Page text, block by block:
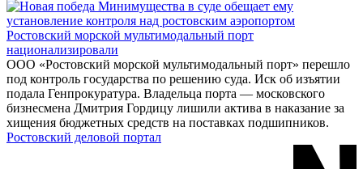
Ростовский морской мультимодальный порт
национализировали
ООО «Ростовский морской мультимодальный порт» перешло
под контроль государства по решению суда. Иск об изъятии
подала Генпрокуратура. Владельца порта — московского
бизнесмена Дмитрия Гордицу лишили актива в наказание за
хищения бюджетных средств на поставках подшипников.
Ростовский деловой портал